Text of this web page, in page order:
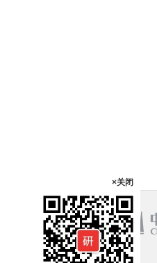
×关闭
课程